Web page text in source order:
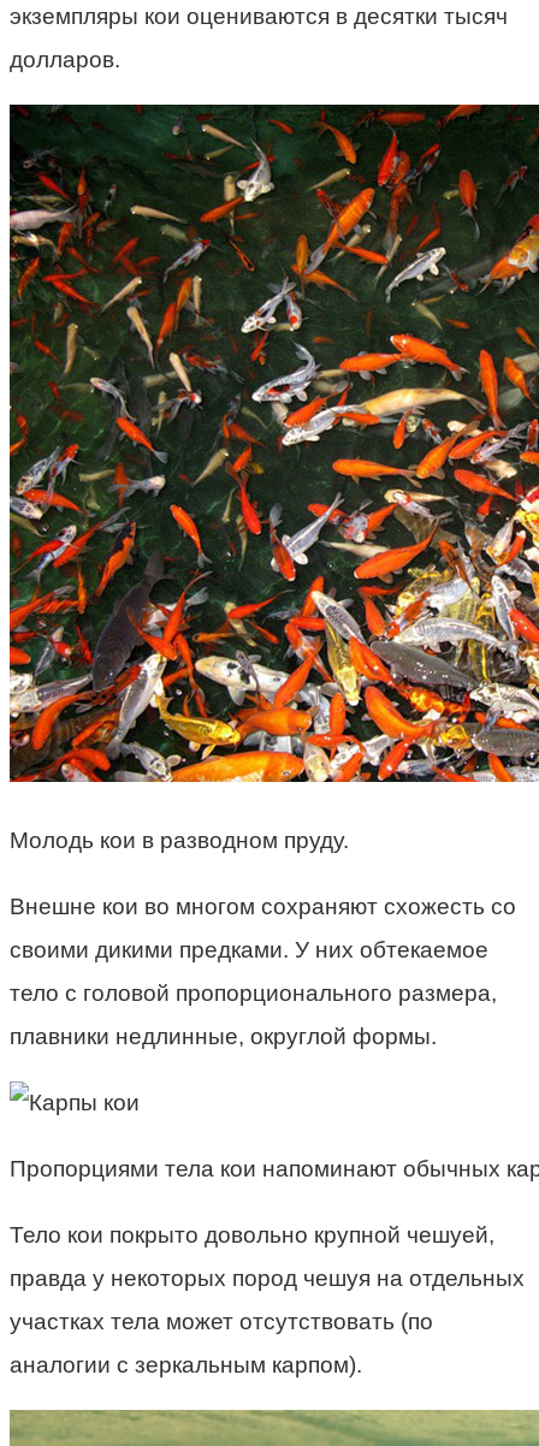
экземпляры кои оцениваются в десятки тысяч
долларов.
Молодь кои в разводном пруду.
Внешне кои во многом сохраняют схожесть со
своими дикими предками. У них обтекаемое
тело с головой пропорционального размера,
плавники недлинные, округлой формы.
Пропорциями тела кои напоминают обычных
Тело кои покрыто довольно крупной чешуей,
правда у некоторых пород чешуя на отдельных
участках тела может отсутствовать (по
аналогии с зеркальным карпом).